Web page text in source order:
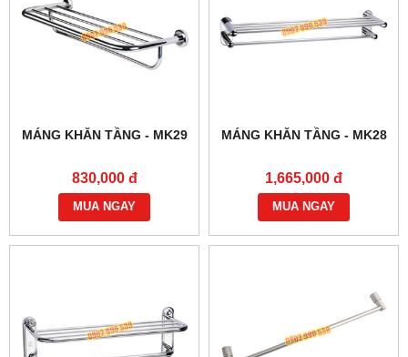
MÁNG KHĂN TẦNG - MK29
830,000 đ
MUA NGAY
MÁNG KHĂN TẦNG - MK28
1,665,000 đ
MUA NGAY